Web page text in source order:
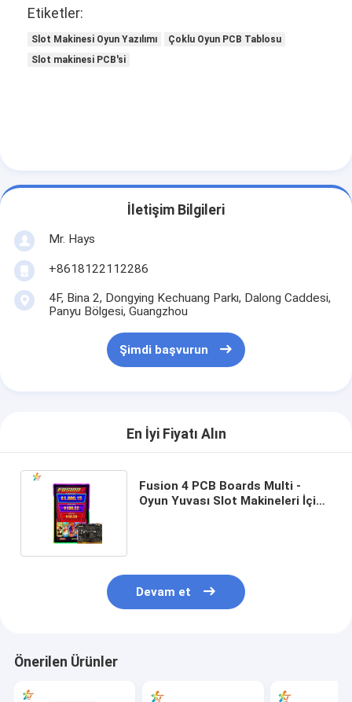
Etiketler:
Slot Makinesi Oyun Yazılımı
Çoklu Oyun PCB Tablosu
Slot makinesi PCB'si
İletişim Bilgileri
Mr. Hays
+8618122112286
4F, Bina 2, Dongying Kechuang Parkı, Dalong Caddesi,
Panyu Bölgesi, Guangzhou
Şimdi başvurun
En İyi Fiyatı Alın
Fusion 4 PCB Boards Multi -
Oyun Yuvası Slot Makineleri İçin
Devam et
Önerilen Ürünler